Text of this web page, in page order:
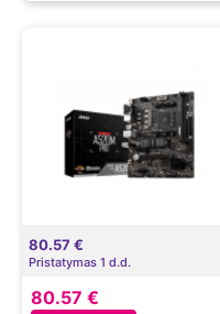
80.57 €
Pristatymas 1 d.d.
80.57 €